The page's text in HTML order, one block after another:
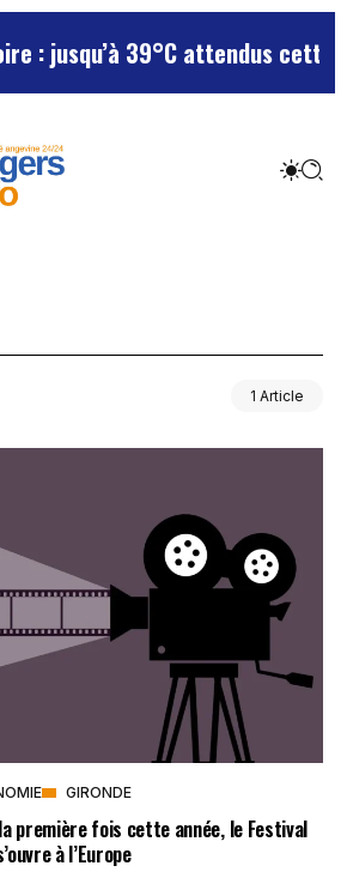
: jusqu’à 39°C attendus cette
1 Article
GIRONDE
première fois cette année, le Festival
à l’Europe